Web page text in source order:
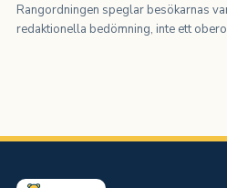
Rangordningen speglar besökarnas
redaktionella bedömning, inte ett